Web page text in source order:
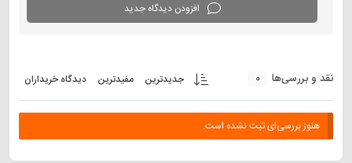
افزودن دیدگاه جدید
نقد و بررسی‌ها 0 جدیدترین مفیدترین دیدگاه خریداران
هنوز بررسی‌ای ثبت نشده است.